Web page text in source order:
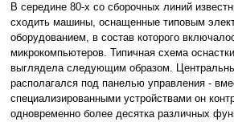
В середине 80-х со сборочных линий
сходить машины, оснащенные типовым
оборудованием, в состав которого
микрокомпьютеров. Типичная схема
выглядела следующим образом.
располагался под панелью управления -
специализированными устройствами он
одновременно более десятка различных